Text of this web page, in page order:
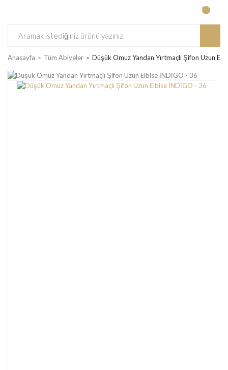
Anasayfa Tüm Abiyeler Düşük Omuz Yandan Yırtmaçlı Şifon Uzun